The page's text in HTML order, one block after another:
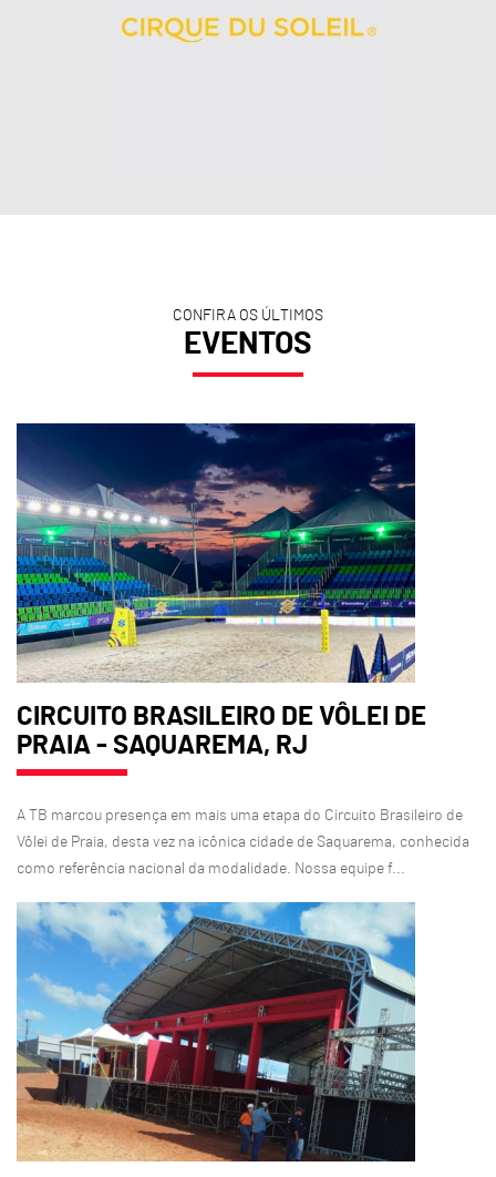
CONFIRA OS ÚLTIMOS
EVENTOS
CIRCUITO BRASILEIRO DE VÔLEI DE
PRAIA - SAQUAREMA, RJ
A TB marcou presença em mais uma etapa do Circuito Brasileiro de
Vôlei de Praia, desta vez na icônica cidade de Saquarema, conhecida
como referência nacional da modalidade. Nossa equipe f...